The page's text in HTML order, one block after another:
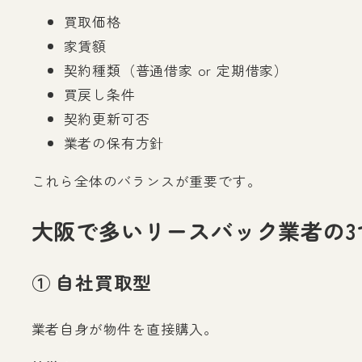
買取価格
家賃額
契約種類（普通借家 or 定期借家）
買戻し条件
契約更新可否
業者の保有方針
これら全体のバランスが重要です。
大阪で多いリースバック業者の
① 自社買取型
業者自身が物件を直接購入。